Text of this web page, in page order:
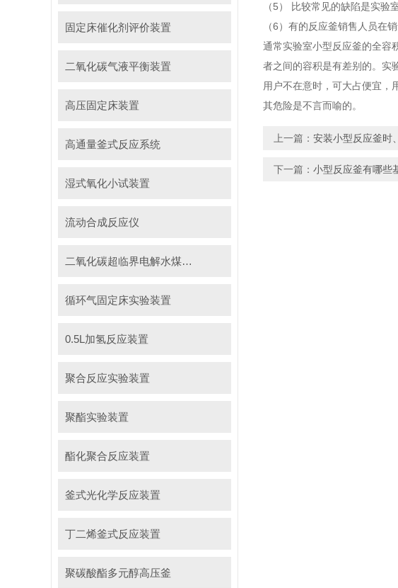
固定床催化剂评价装置
二氧化碳气液平衡装置
高压固定床装置
高通量釜式反应系统
湿式氧化小试装置
流动合成反应仪
二氧化碳超临界电解水煤浆制甲烷装置
循环气固定床实验装置
0.5L加氢反应装置
聚合反应实验装置
聚酯实验装置
酯化聚合反应装置
釜式光化学反应装置
丁二烯釜式反应装置
聚碳酸酯多元醇高压釜
（5） 比较常见的缺陷是实验
（6）有的反应釜销售人员在
通常实验室小型反应釜的全容
者之间的容积是有差别的。实
用户不在意时，可大占便宜，
其危险是不言而喻的。
上一篇： 安装小型反应釜时
下一篇： 小型反应釜有哪些